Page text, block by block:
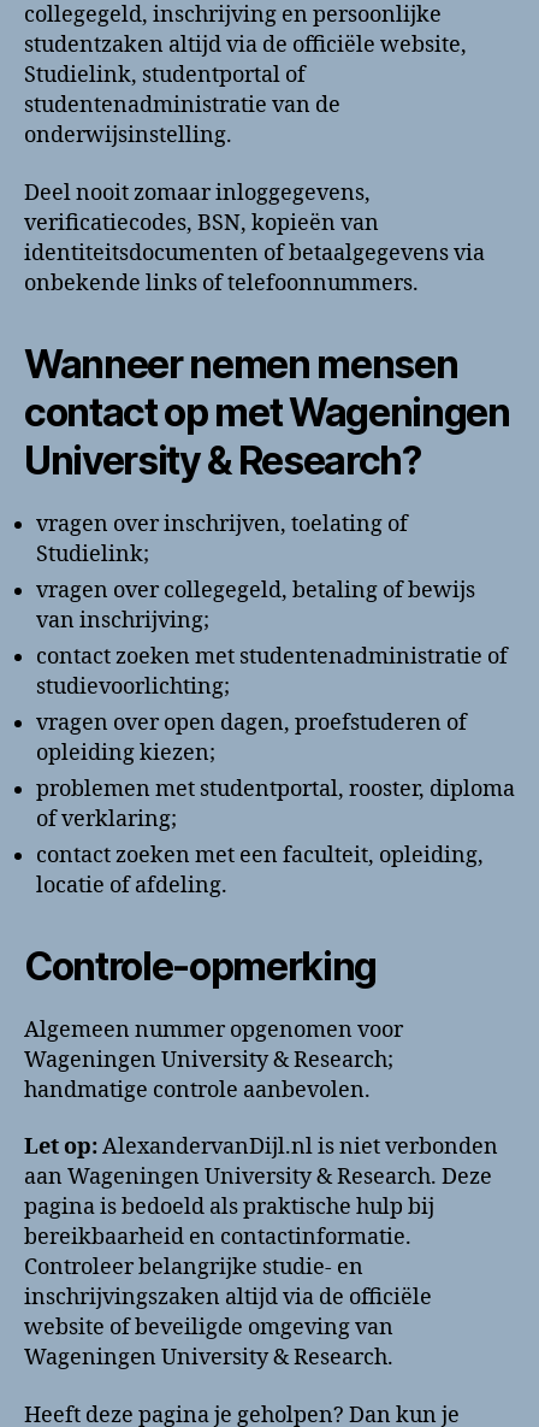
collegegeld, inschrijving en persoonlijke
studentzaken altijd via de officiële website,
Studielink, studentportal of
studentenadministratie van de
onderwijsinstelling.
Deel nooit zomaar inloggegevens,
verificatiecodes, BSN, kopieën van
identiteitsdocumenten of betaalgegevens via
onbekende links of telefoonnummers.
Wanneer nemen mensen
contact op met Wageningen
University & Research?
vragen over inschrijven, toelating of
Studielink;
vragen over collegegeld, betaling of bewijs
van inschrijving;
contact zoeken met studentenadministratie of
studievoorlichting;
vragen over open dagen, proefstuderen of
opleiding kiezen;
problemen met studentportal, rooster, diploma
of verklaring;
contact zoeken met een faculteit, opleiding,
locatie of afdeling.
Controle-opmerking
Algemeen nummer opgenomen voor
Wageningen University & Research;
handmatige controle aanbevolen.
Let op:AlexandervanDijl.nl is niet verbonden
aan Wageningen University & Research. Deze
pagina is bedoeld als praktische hulp bij
bereikbaarheid en contactinformatie.
Controleer belangrijke studie- en
inschrijvingszaken altijd via de officiële
website of beveiligde omgeving van
Wageningen University & Research.
Heeft deze pagina je geholpen? Dan kun je